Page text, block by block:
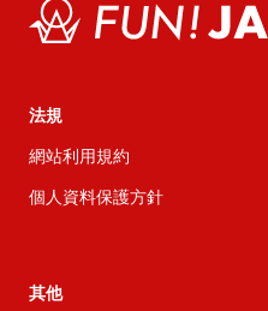
法規
網站利用規約
個人資料保護方針
其他